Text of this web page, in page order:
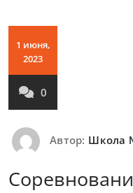
1 июня,
2023
0
Автор: Школа